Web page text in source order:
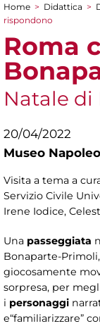
Tu sei qui
Home > Didattica >
rispondono
Roma
Natale di
20/04/2022
Museo
Visita a tema a
Servizio Civile
Irene Iodice,
Una passeggiata
Bonaparte-
giocosamente
sorpresa, per
i personaggi
e“familiarizzare”